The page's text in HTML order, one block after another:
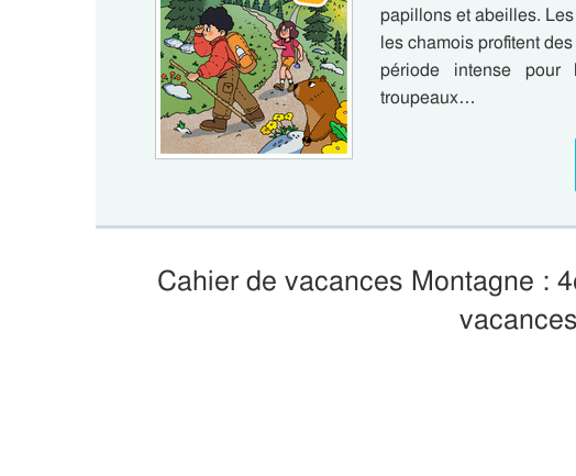
papillons et abeilles.
les chamois profitent
période intense
troupeaux…
Cahier de vacances Montagne :
vacances